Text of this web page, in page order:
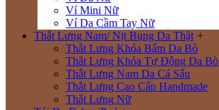
Ví Mini Nữ
Ví Da Cầm Tay Nữ
Thắt Lưng Nam/ Nịt Bụng Da Thật +
Thắt Lưng Khóa Bấm Da Bò
Thắt Lưng Khóa Tự Động Da Bò
Thắt Lưng Nam Da Cá Sấu
Thắt Lưng Cao Cấp Handmade
Thắt Lưng Nữ